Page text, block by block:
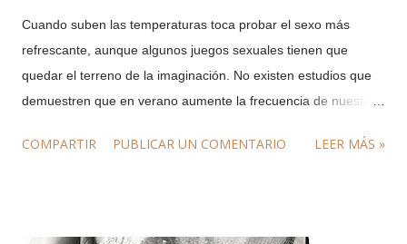
Cuando suben las temperaturas toca probar el sexo más
refrescante, aunque algunos juegos sexuales tienen que
quedar el terreno de la imaginación. No existen estudios que
demuestren que en verano aumente la frecuencia de nuestras
sufrimos este año, durante la que hay que pensárselo un poco
COMPARTIR PUBLICAR UN COMENTARIO LEER MÁS »